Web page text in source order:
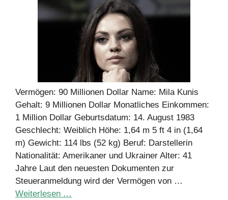
Vermögen: 90 Millionen Dollar Name: Mila Kunis
Gehalt: 9 Millionen Dollar Monatliches Einkommen:
1 Million Dollar Geburtsdatum: 14. August 1983
Geschlecht: Weiblich Höhe: 1,64 m 5 ft 4 in (1,64
m) Gewicht: 114 lbs (52 kg) Beruf: Darstellerin
Nationalität: Amerikaner und Ukrainer Alter: 41
Jahre Laut den neuesten Dokumenten zur
Steueranmeldung wird der Vermögen von …
Weiterlesen …